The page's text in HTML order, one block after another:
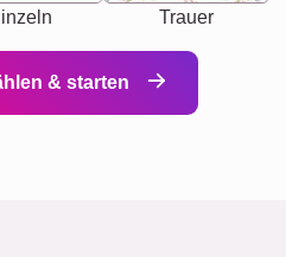
Trauer
& starten